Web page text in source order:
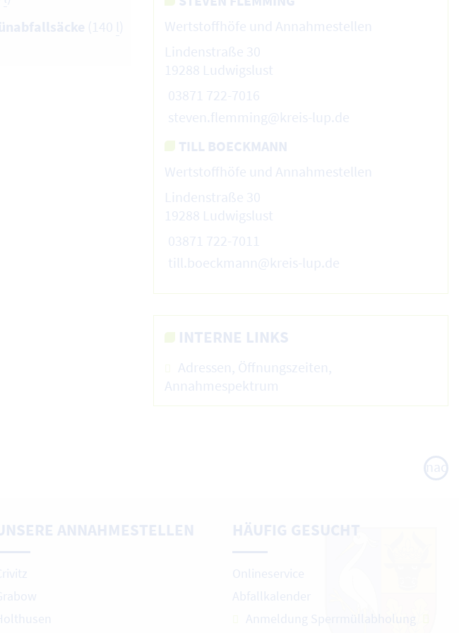
(140 l)
Wertstoffhöfe und Annahmestellen
Lindenstraße 30
19288 Ludwigslust
03871 722-7016
steven.flemming@kreis-lup.de
TILL BOECKMANN
Wertstoffhöfe und Annahmestellen
Lindenstraße 30
19288 Ludwigslust
03871 722-7011
till.boeckmann@kreis-lup.de
INTERNE LINKS
Adressen, Öffnungszeiten,
Annahmespektrum
nach
oben
ANNAHMESTELLEN HÄUFIG GESUCHT
Onlineservice
Abfallkalender
Anmeldung Sperrmüllabholung